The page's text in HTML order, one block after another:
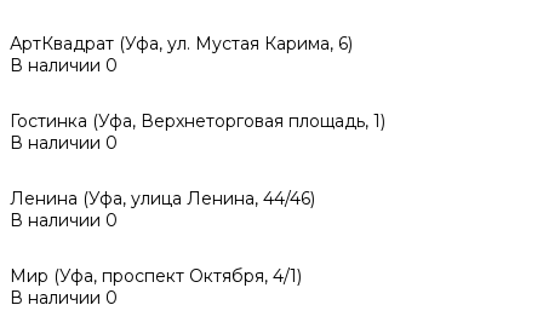
АртКвадрат (Уфа, ул. Мустая Карима, 6)
В наличии 0
Гостинка (Уфа, Верхнеторговая площадь, 1)
В наличии 0
Ленина (Уфа, улица Ленина, 44/46)
В наличии 0
Мир (Уфа, проспект Октября, 4/1)
В наличии 0